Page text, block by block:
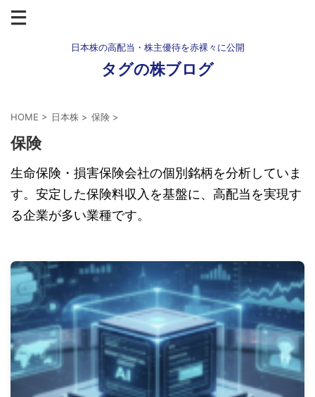
日本株の高配当・株主優待を赤裸々に公開
タグの株ブログ
HOME > 日本株 > 保険 >
保険
生命保険・損害保険会社の個別銘柄を分析していま
す。安定した保険料収入を基盤に、高配当を実現す
る企業が多い業種です。